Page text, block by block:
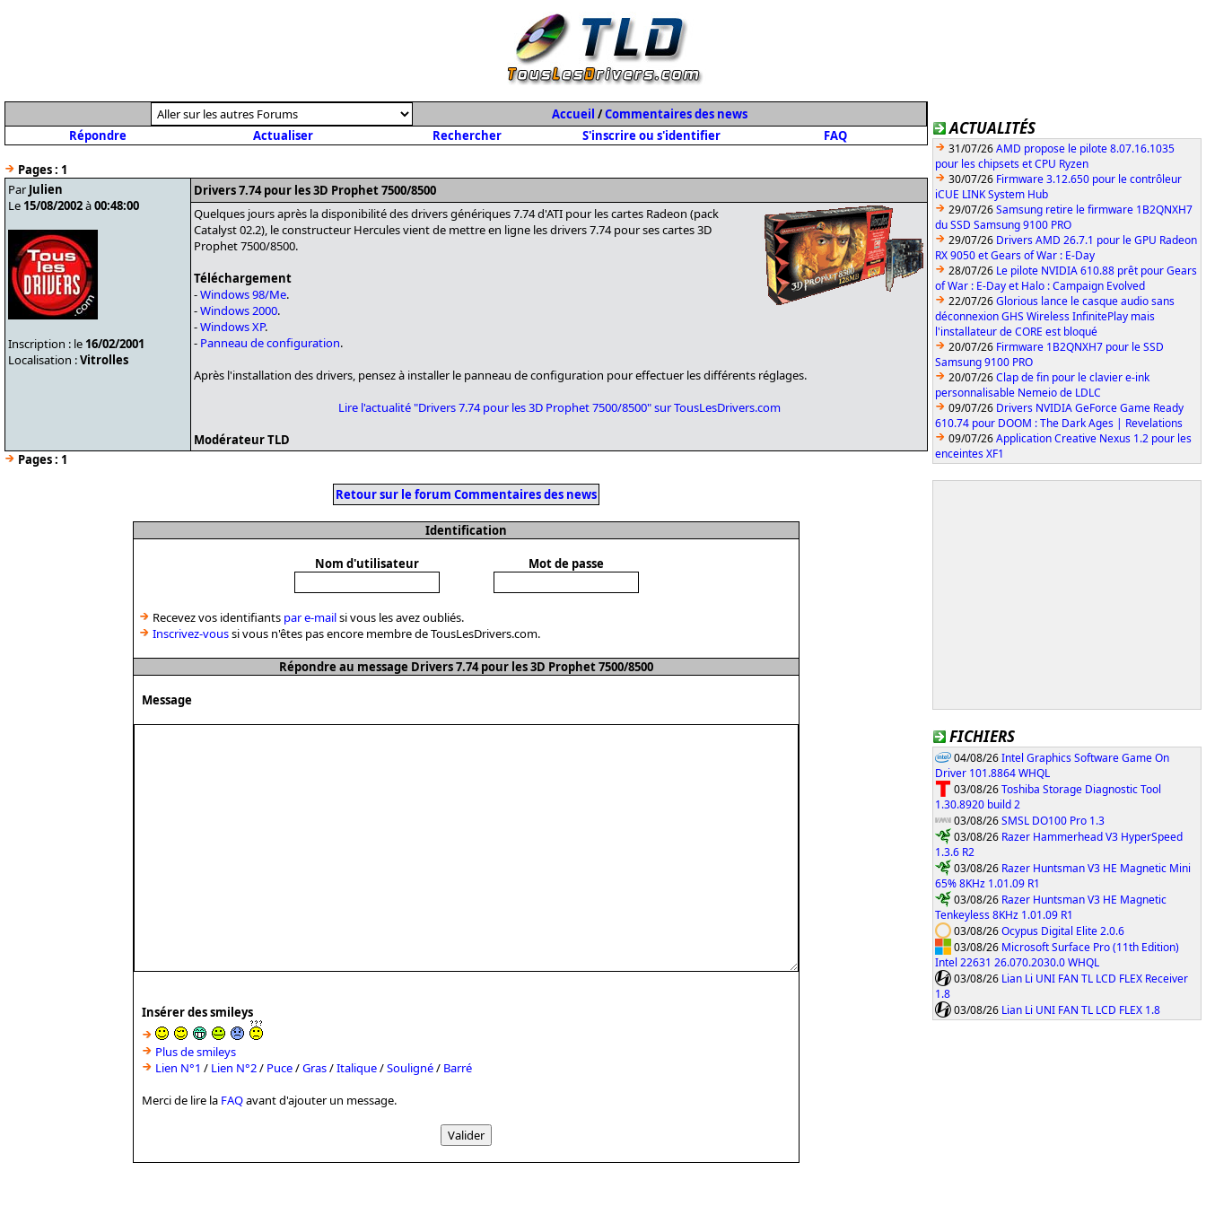
ACTUALITÉS
31/07/26AMD propose le pilote 8.07.16.1035
pour les chipsets et CPU Ryzen
30/07/26 Firmware 3.12.650 pour le contrôleur
iCUE LINK System Hub
29/07/26Samsung retire le firmware 1B2QNXH7
du SSD Samsung 9100 PRO
29/07/26 Drivers AMD 26.7.1 pour le GPU Radeon
RX 9050 et Gears of War : E-Day
28/07/26 Le pilote NVIDIA 610.88 prêt pour Gears
of War : E-Day et Halo : Campaign Evolved
22/07/26Glorious lance le casque audio sans
déconnexion GHS Wireless InfinitePlay mais
l'installateur de CORE est bloqué
20/07/26 Firmware 1B2QNXH7 pour le SSD
Samsung 9100 PRO
20/07/26Clap de fin pour le clavier e-ink
personnalisable Nemeio de LDLC
09/07/26 Drivers NVIDIA GeForce Game Ready
610.74 pour DOOM : The Dark Ages | Revelations
09/07/26Application Creative Nexus 1.2 pour les
enceintes XF1
FICHIERS
04/08/26Intel Graphics Software Game On
Driver 101.8864 WHQL
03/08/26Toshiba Storage Diagnostic Tool
1.30.8920 build 2
03/08/26SMSL DO100 Pro 1.3
03/08/26 Razer Hammerhead V3 HyperSpeed
1.3.6 R2
03/08/26 Razer Huntsman V3 HE Magnetic Mini
65% 8KHz 1.01.09 R1
03/08/26 Razer Huntsman V3 HE Magnetic
Tenkeyless 8KHz 1.01.09 R1
03/08/26Ocypus Digital Elite 2.0.6
03/08/26 Microsoft Surface Pro (11th Edition)
Intel 22631 26.070.2030.0 WHQL
03/08/26 Lian Li UNI FAN TL LCD FLEX Receiver
1.8
03/08/26 Lian Li UNI FAN TL LCD FLEX 1.8
Accueil /Commentaires des news
Répondre
Actualiser Rechercher S'inscrire ou s'identifier FAQ
Pages : 1
Par Julien
Le 15/08/2002à00:48:00
Inscription : le 16/02/2001
Localisation :Vitrolles
Drivers 7.74 pour les 3D Prophet 7500/8500
Quelques jours après la disponibilité des drivers génériques 7.74 d'ATI pour les cartes Radeon (pack
Catalyst 02.2), le constructeur Hercules vient de mettre en ligne les drivers 7.74 pour ses cartes 3D
Prophet 7500/8500.
Téléchargement
-Windows 98/Me.
-Windows 2000.
-Windows XP.
- Panneau de configuration.
Après l'installation des drivers, pensez à installer le panneau de configuration pour effectuer les différents réglages.
Lire l'actualité "Drivers 7.74 pour les 3D Prophet 7500/8500" sur TousLesDrivers.com
Modérateur TLD
Pages : 1
Retour sur le forum Commentaires des news
Identification
Nom d'utilisateur Mot de passe
Recevez vos identifiants par e-mailsi vous les avez oubliés.
Inscrivez-voussi vous n'êtes pas encore membre de TousLesDrivers.com.
Répondre au message Drivers 7.74 pour les 3D Prophet 7500/8500
Message
Insérer des smileys
Plus de smileys
Lien N°1 / Lien N°2/ Puce/Gras/Italique/Souligné/ Barré
Merci de lire la FAQavant d'ajouter un message.